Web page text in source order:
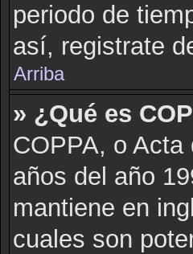
periodo de
así, registrate
Arriba
» ¿Qué es
COPPA, o
años del año
mantiene en
cuales son